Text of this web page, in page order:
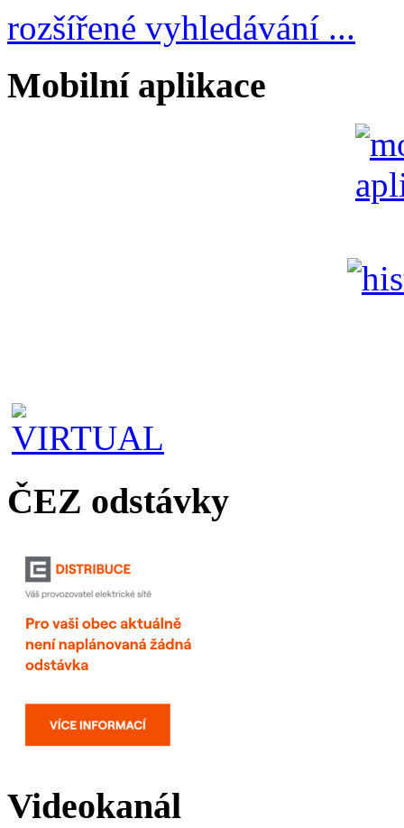
rozšířené vyhledávání ...
Mobilní aplikace
ČEZ odstávky
Videokanál